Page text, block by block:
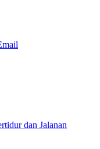
dan Jalanan